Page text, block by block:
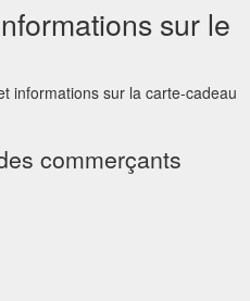
sur le
informations sur la carte-cadeau
commerçants